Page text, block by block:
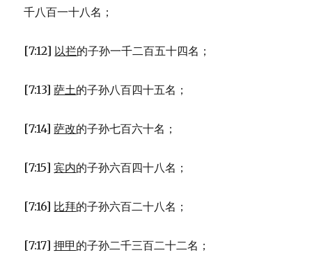
千八百一十八名；
[7:12] 以拦的子孙一千二百五十四名；
[7:13]萨土的子孙八百四十五名；
[7:14]萨改的子孙七百六十名；
[7:15]宾内的子孙六百四十八名；
[7:16] 比拜的子孙六百二十八名；
[7:17]押甲 的子孙二千三百二十二名；